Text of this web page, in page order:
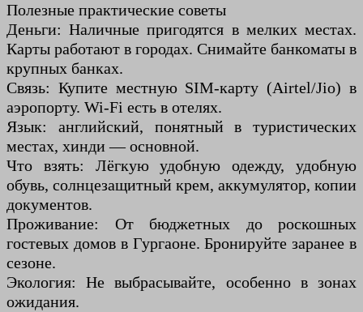
Полезные практические советы
Деньги: Наличные пригодятся в мелких местах.
Карты работают в городах. Снимайте банкоматы в
крупных банках.
Связь: Купите местную SIM-карту (Airtel/Jio) в
аэропорту. Wi-Fi есть в отелях.
Язык: английский, понятный в туристических
местах, хинди — основной.
Что взять: Лёгкую удобную одежду, удобную
обувь, солнцезащитный крем, аккумулятор, копии
документов.
Проживание: От бюджетных до роскошных
гостевых домов в Гургаоне. Бронируйте заранее в
сезоне.
Экология: Не выбрасывайте, особенно в зонах
ожидания.